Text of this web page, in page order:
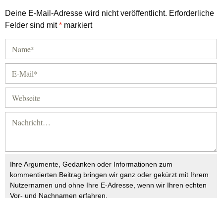
Deine E-Mail-Adresse wird nicht veröffentlicht. Erforderliche
Felder sind mit* markiert
Ihre Argumente, Gedanken oder Informationen zum
kommentierten Beitrag bringen wir ganz oder gekürzt mit Ihrem
Nutzernamen und ohne Ihre E-Adresse, wenn wir Ihren echten
Vor- und Nachnamen erfahren.